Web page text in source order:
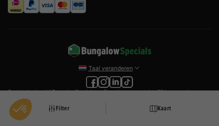
Filter Kaart
Taal veranderen
Door te boeken bij BungalowSpecials profiteer je van meer dan 20 jaar ervaring en
een ruim aanbod aan vakantieverblijven. Alle prijzen zijn actuele vanaf prijzen en
worden per accommodatie o.b.v. plaats- en beschikbaarheid weergegeven. Deze
prijzen zijn inclusief btw en exclusief reserveringskosten, verplichte toeslagen per
persoon (per nacht) en eventuele toeristenbelasting. Door middel van cookies willen